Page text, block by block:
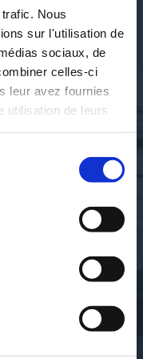
Nous
sur l'utilisation de
sociaux, de
celles-ci
leur avez fournies
utilisation de leurs